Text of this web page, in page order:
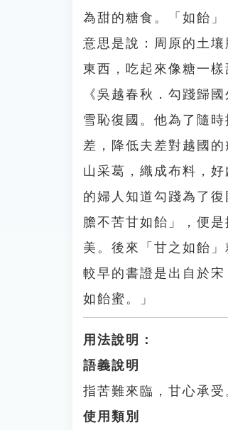
為甜的糖食。「如飴
意思是說：周原的土
東西，吃起來像糖一
《吳越春秋．勾踐歸
雪恥復國。他為了隨
差，降低夫差對越國
山采葛，織成布料，
的婦人知道勾踐為了
膽不苦甘如飴」，便
美。後來「甘之如飴
較早的書證是出自於
如飴蜜。」
用法說明：
語義說明
指苦難來臨，甘心承受
使用類別